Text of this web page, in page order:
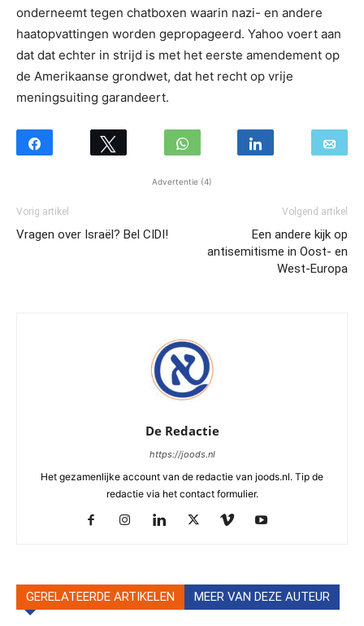
onderneemt tegen chatboxen waarin nazi- en andere
haatopvattingen worden gepropageerd. Yahoo voert aan
dat dat echter in strijd is met het eerste amendement op
de Amerikaanse grondwet, dat het recht op vrije
meningsuiting garandeert.
Advertentie (4)
Vorig artikel
Vragen over Israël? Bel CIDI!
Volgend artikel
Een andere kijk op
antisemitisme in Oost- en
West-Europa
De Redactie
https://joods.nl
Het gezamenlijke account van de redactie van joods.nl. Tip de
redactie via het contact formulier.
GERELATEERDE ARTIKELEN MEER VAN DEZE AUTEUR